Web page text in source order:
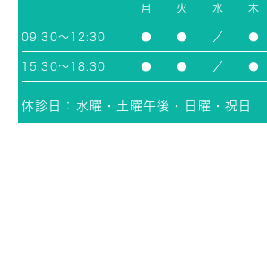
月 火 水 木
09:30～12:30 ● ● ／ ●
15:30～18:30 ● ● ／ ●
休診日：水曜・土曜午後・日曜・祝日